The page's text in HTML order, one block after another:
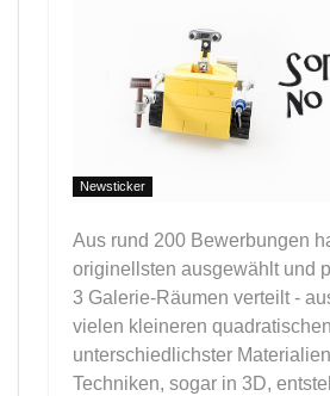
Newsticker
Aus rund 200 Bewerbungen
originellsten ausgewählt und
3 Galerie-Räumen verteilt -
vielen kleineren
unterschiedlichster
Techniken, sogar in 3D,